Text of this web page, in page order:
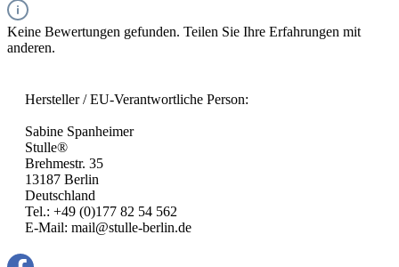
Keine Bewertungen gefunden. Teilen Sie Ihre Erfahrungen mit
anderen.
Hersteller / EU-Verantwortliche Person:
Sabine Spanheimer
Stulle®
Brehmestr. 35
13187 Berlin
Deutschland
Tel.: +49 (0)177 82 54 562
E-Mail: mail@stulle-berlin.de